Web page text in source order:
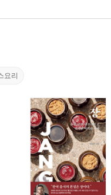
요리